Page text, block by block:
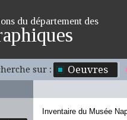
du département des
sur : Oeuvres
Inventaire du Musée